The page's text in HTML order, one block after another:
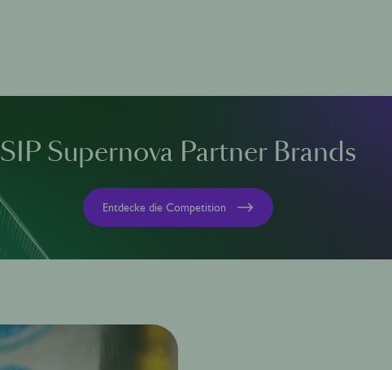
SIP Supernova Partner Brands
Entdecke die Competition